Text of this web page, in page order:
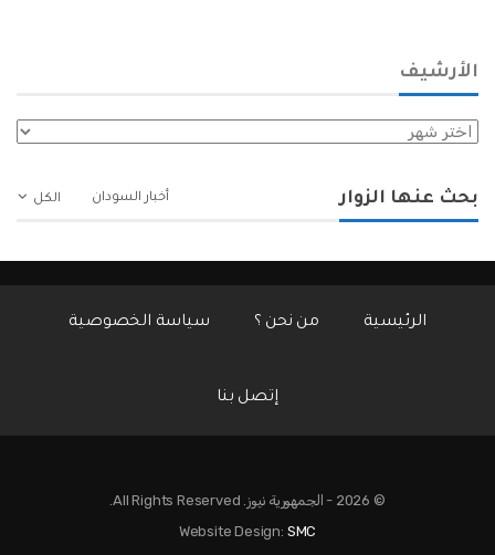
الأرشيف
الأرشيف
الكل بحث عنها الزوار أخبار السودان
الرئيسية من نحن ؟ سياسة الخصوصية
إتصل بنا
© 2026 - الجمهورية نيوز. All Rights Reserved.
Website Design: SMC